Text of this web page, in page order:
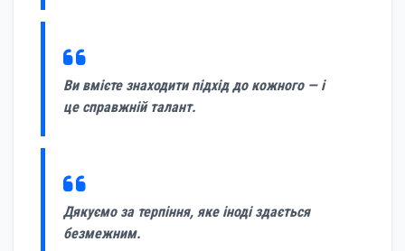
Ви вмієте знаходити підхід до кожного — і
це справжній талант.
Дякуємо за терпіння, яке іноді здається
безмежним.